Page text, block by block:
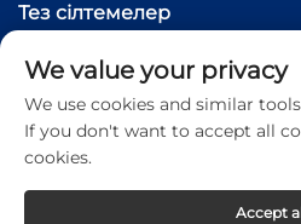
Тез сілтемелер
Өнімдер
Бізге хабарласыңыз
We value your privacy
We use cookies and similar
If you don't want to accept all
cookies.
Accept